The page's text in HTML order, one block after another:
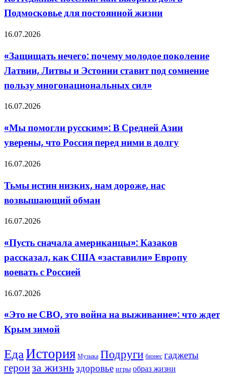
невесты
выбрать
дом
Подмосковье
жизни
Подмосковье для постоянной жизни
«Защищать
почему
молодое
поколение
Литвы
Эстонии
под
сомнение
пользу
сил»
16.07.2026
«Защищать нечего: почему молодое поколение
Латвии, Литвы и Эстонии ставит под сомнение
пользу многонациональных сил»
«Мы
русским»:
В
Средней
уверены,
что
перед
ними
в
16.07.2026
«Мы помогли русским»: В Средней Азии
уверены, что Россия перед ними в долгу
Тьмы
низких,
нам
дороже,
возвышающий
16.07.2026
Тьмы истин низких, нам дороже, нас
возвышающий обман
«Пусть
американцы»:
Казаков
рассказал,
США
Европу
с
Россией
16.07.2026
«Пусть сначала американцы»: Казаков
рассказал, как США «заставили» Европу
воевать с Россией
«Это
СВО,
это
война
выживание»:
что
ждет
16.07.2026
«Это не СВО, это война на выживание»: что ждет
Крым зимой
ЕдаИстория Музыка Подруги бизнес гаджеты
героиза жизнь здоровье игры образ жизни